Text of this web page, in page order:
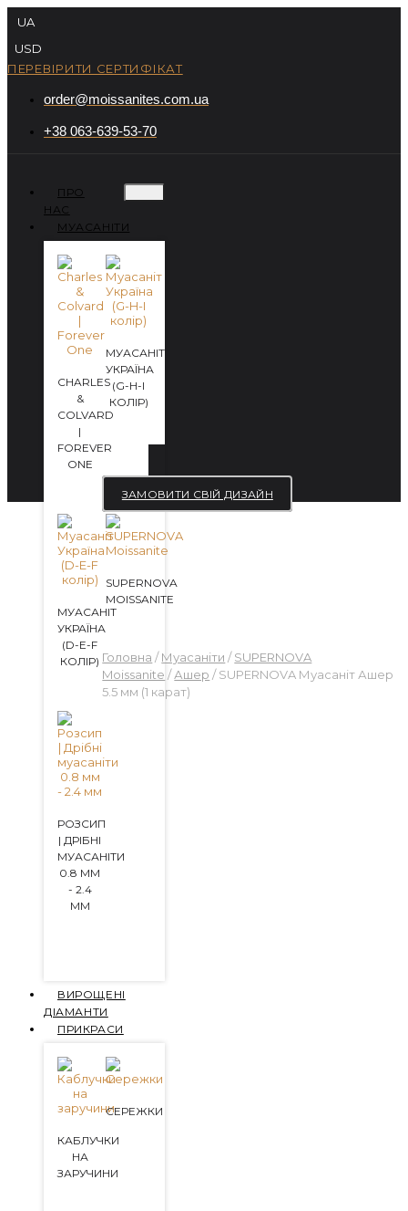
до
вмісту
UA
USD
ПЕРЕВІРИТИ СЕРТИФІКАТ
order@moissanites.com.ua
+38 063-639-53-70
ПРО
НАС
МУАСАНІТИ
CHARLES
&
COLVARD
|
FOREVER
ONE
МУАСАНІТ
УКРАЇНА
(G-H-I
КОЛІР)
МУАСАНІТ
УКРАЇНА
(D-E-F
КОЛІР)
SUPERNOVA
MOISSANITE
РОЗСИП
| ДРІБНІ
МУАСАНІТИ
0.8 ММ
- 2.4
ММ
ВИРОЩЕНІ
ДІАМАНТИ
ПРИКРАСИ
КАБЛУЧКИ
НА
ЗАРУЧИНИ
СЕРЕЖКИ
ЗАМОВИТИ СВІЙ ДИЗАЙН
Головна /Муасаніти /SUPERNOVA
Moissanite /Ашер / SUPERNOVA Муасаніт Ашер
5.5 мм (1 карат)